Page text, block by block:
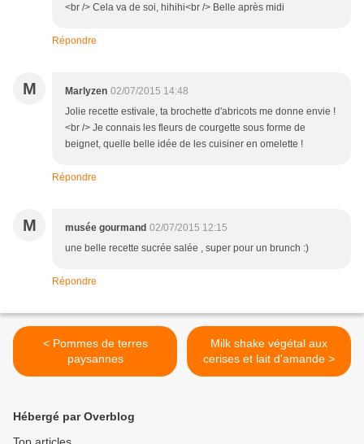
<br /> Cela va de soi, hihihi<br /> Belle après midi
Répondre
M Marlyzen 02/07/2015 14:48
Jolie recette estivale, ta brochette d'abricots me donne envie !
<br /> Je connais les fleurs de courgette sous forme de
beignet, quelle belle idée de les cuisiner en omelette !
Répondre
M musée gourmand 02/07/2015 12:15
une belle recette sucrée salée , super pour un brunch :)
Répondre
< Pommes de terres
paysannes
Milk shake végétal aux
cerises et lait d'amande >
Hébergé par Overblog